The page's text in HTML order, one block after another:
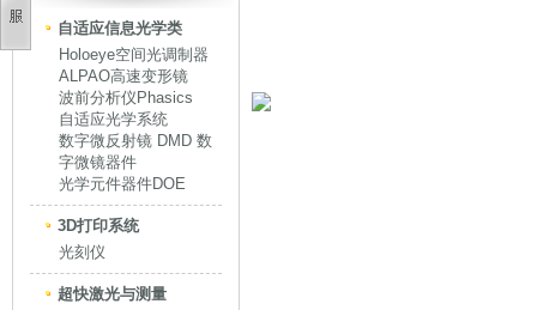
自适应信息光学类
Holoeye空间光调制器
ALPAO高速变形镜
波前分析仪Phasics
自适应光学系统
数字微反射镜 DMD 数
字微镜器件
光学元件器件DOE
3D打印系统
光刻仪
超快激光与测量